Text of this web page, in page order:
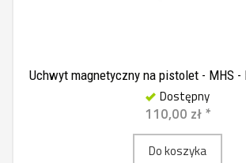
Uchwyt magnetyczny na pistolet - MHS -
Dostępny
110,00 zł *
Do koszyka